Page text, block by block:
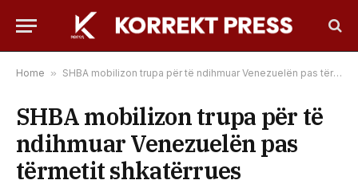
Home » SHBA mobilizon trupa për të ndihmuar Venezuelën pas tërmetit shkatërrues
SHBA mobilizon trupa për të
ndihmuar Venezuelën pas
tërmetit shkatërrues